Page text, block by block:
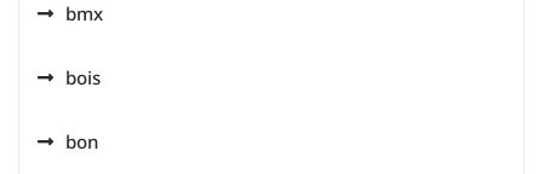
bmx
bois
bon